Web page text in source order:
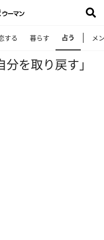
する 暮らす 占う メ
を取り戻す」